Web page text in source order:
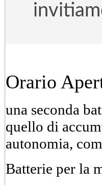
Orario
una seconda
quello di
autonomia,
Batterie per la